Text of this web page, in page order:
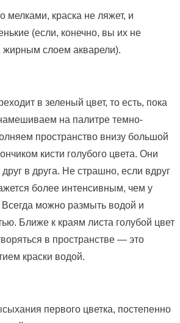
мелками, краска не ляжет, и
(если, конечно, вы их не
жирным слоем акварели).
в зеленый цвет, то есть, пока
на палитре темно-
пространство внизу большой
кисти голубого цвета. Они
в друга. Не страшно, если вдруг
более интенсивным, чем у
можно размыть водой и
Ближе к краям листа голубой цвет
в пространстве — это
краски водой.
первого цветка, постепенно